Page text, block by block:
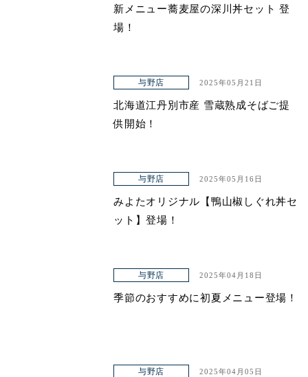
新メニュー蕎麦屋の深川丼セット 登
場！
与野店 2025年05月21日
北海道江丹別市産 雪蔵熟成そばご提
供開始！
与野店 2025年05月16日
みよたオリジナル【鴨山椒しぐれ丼セ
ット】登場！
与野店 2025年04月18日
季節のおすすめに初夏メニュー登場！
与野店 2025年04月05日